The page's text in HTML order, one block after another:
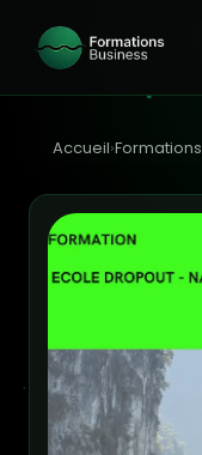
Accueil›Formations